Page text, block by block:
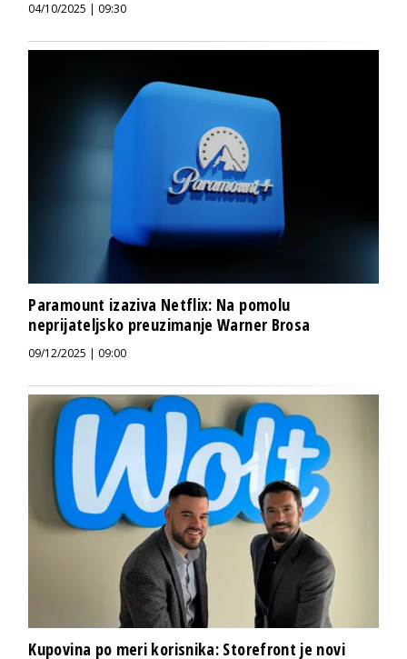
04/10/2025 | 09:30
Paramount izaziva Netflix: Na pomolu
neprijateljsko preuzimanje Warner Brosa
09/12/2025 | 09:00
Kupovina po meri korisnika: Storefront je novi